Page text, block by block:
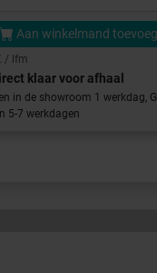
Aan winkelmand
/ lfm
klaar voor afhaal
in de showroom 1 werkdag,
5-7 werkdagen